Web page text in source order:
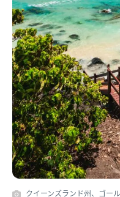
クイーンズランド州、ゴー